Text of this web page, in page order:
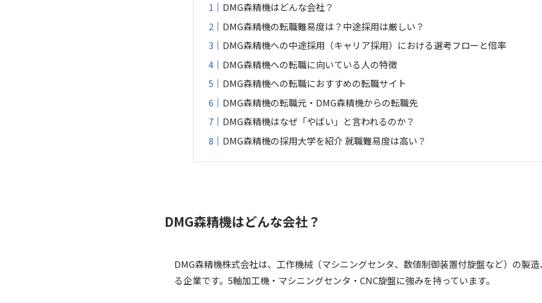
DMG森精機はどんな会社？
DMG森精機の転職難易度は？中途採用は厳しい？
DMG森精機への中途採用（キャリア採用）における選考フローと倍率
DMG森精機への転職に向いている人の特徴
DMG森精機への転職におすすめの転職サイト
DMG森精機の転職元・DMG森精機からの転職先
DMG森精機はなぜ「やばい」と言われるのか？
DMG森精機の採用大学を紹介 就職難易度は高い？
DMG森精機はどんな会社？
DMG森精機株式会社は、工作機械（マシニングセンタ、数値制御装置付旋盤など）の製
る企業です。5軸加工機・マシニングセンタ・CNC旋盤に強みを持っています。